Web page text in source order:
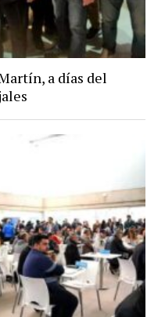
a días del